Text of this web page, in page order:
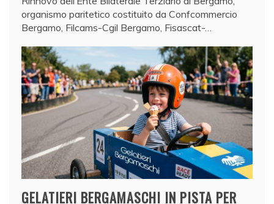
organismo paritetico costituito da Confcommercio
Bergamo, Filcams-Cgil Bergamo, Fisascat-…
GELATIERI BERGAMASCHI IN PISTA PER